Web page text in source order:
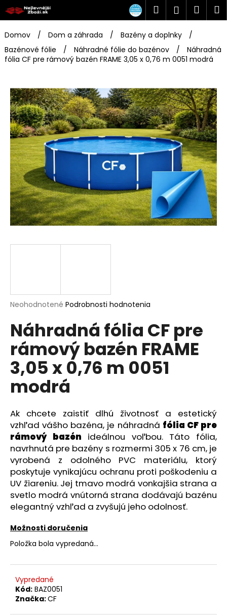
na
obsah
Hľadať
Domov / Dom a záhrada / Bazény a doplnky
/
Bazénové fólie
/ Náhradné fólie do bazénov /
Náhradná
fólia CF pre rámový bazén FRAME 3,05 x 0,76 m 0051 modrá
Priemerné
produktu
je
5
hviezdičiek.
Neohodnotené Podrobnosti hodnotenia
Náhradná fólia CF pre
rámový bazén FRAME
3,05 x 0,76 m 0051
modrá
Ak chcete zaistiť dlhú životnosť a estetický
vzhľad vášho bazéna, je náhradná fólia CF pre
rámový bazén ideálnou voľbou. Táto fólia,
navrhnutá pre bazény s rozmermi 305 x 76 cm, je
vyrobená z odolného PVC materiálu, ktorý
poskytuje vynikajúcu ochranu proti poškodeniu a
UV žiareniu. Jej tmavo modrá vonkajšia strana a
svetlo modrá vnútorná strana dodávajú bazénu
elegantný vzhľad a zvyšujú jeho odolnosť.
Možnosti doručenia
Položka bola vypredaná…
Vypredané
Kód: BAZ0051
Značka:CF
K
o
š
k Č
o
t
r
e
b
u
j
e
t
e
n
á
?
HĽADAŤ
O
p
o
r
ú
č
a
m
e
ŠTARTOVACÍ
S
UMAP
C4
€44,90